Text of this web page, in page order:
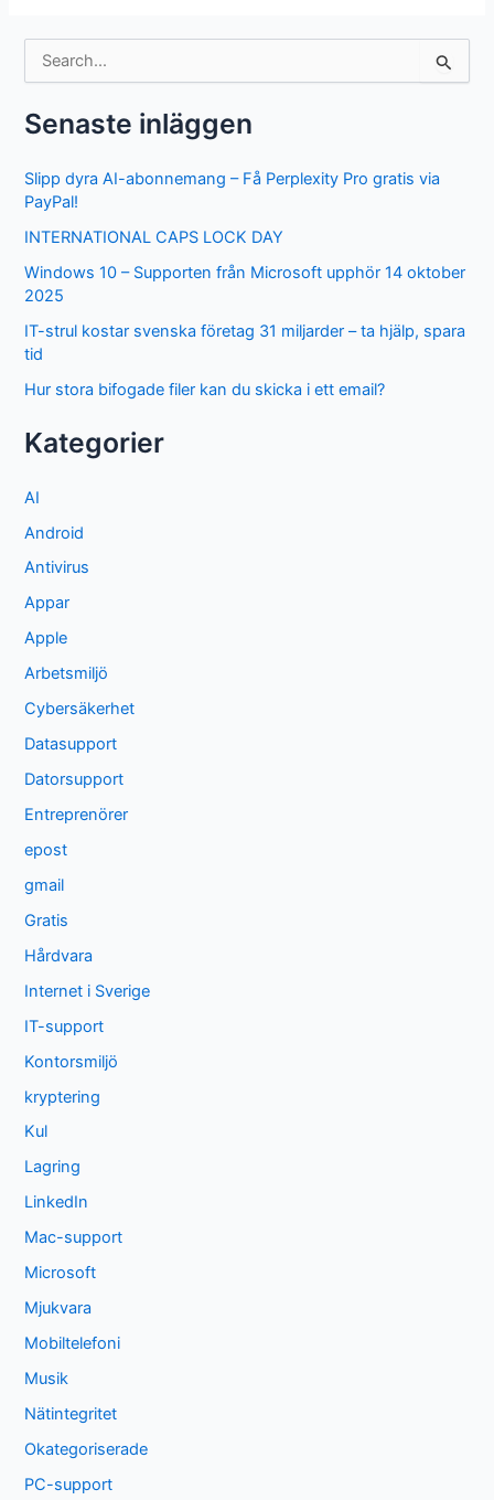
e
f
e
r
Senaste inläggen
Slipp dyra AI-abonnemang – Få Perplexity Pro gratis via
PayPal!
INTERNATIONAL CAPS LOCK DAY
Windows 10 – Supporten från Microsoft upphör 14 oktober
2025
IT-strul kostar svenska företag 31 miljarder – ta hjälp, spara
tid
Hur stora bifogade filer kan du skicka i ett email?
Kategorier
AI
Android
Antivirus
Appar
Apple
Arbetsmiljö
Cybersäkerhet
Datasupport
Datorsupport
Entreprenörer
epost
gmail
Gratis
Hårdvara
Internet i Sverige
IT-support
Kontorsmiljö
kryptering
Kul
Lagring
LinkedIn
Mac-support
Microsoft
Mjukvara
Mobiltelefoni
Musik
Nätintegritet
Okategoriserade
PC-support